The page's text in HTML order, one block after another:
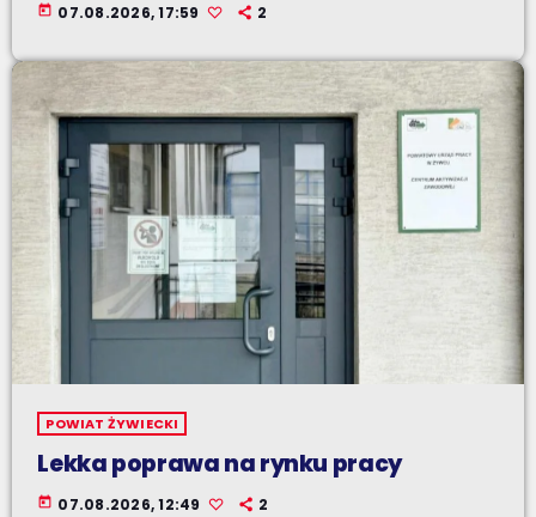
today 07.08.2026, 17:59 2
POWIAT ŻYWIECKI
Lekka poprawa na rynku pracy
today 07.08.2026, 12:49 2